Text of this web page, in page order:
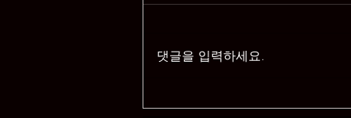
댓글을 입력하세요.